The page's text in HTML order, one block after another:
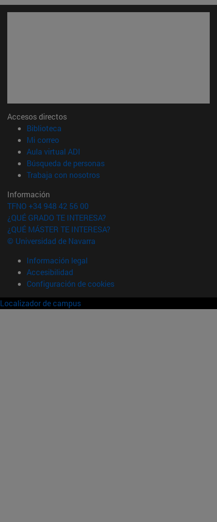
Accesos directos
Biblioteca
Mi correo(abre en nueva ventana)
Aula virtual ADI
Búsqueda de personas(abre en nueva ventana)
Trabaja con nosotros(abre en nueva ventana)
Información
TFNO +34 948 42 56 00
¿QUÉ GRADO TE INTERESA?
¿QUÉ MÁSTER TE INTERESA?
© Universidad de Navarra
Información legal
Accesibilidad
Configuración de cookies
Localizador de campus